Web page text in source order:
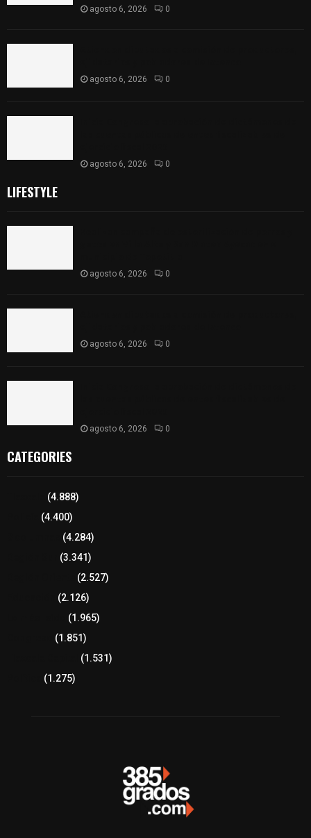
agosto 6, 2026 0
agosto 6, 2026 0
agosto 6, 2026 0
LIFESTYLE
agosto 6, 2026 0
agosto 6, 2026 0
agosto 6, 2026 0
CATEGORIES
(4.888)
(4.400)
(4.284)
(3.341)
(2.527)
(2.126)
(1.965)
(1.851)
(1.531)
(1.275)